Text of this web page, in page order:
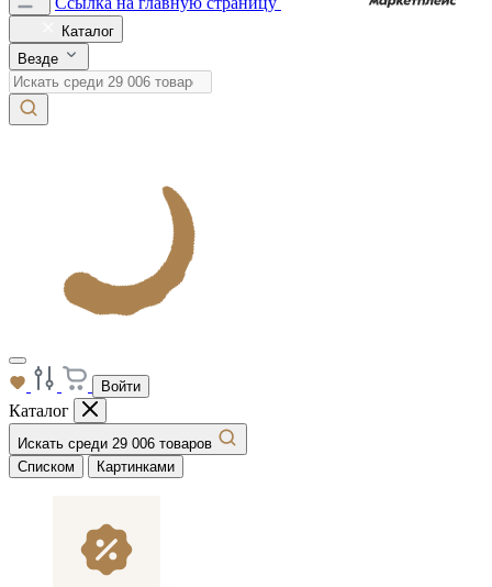
Каталог
Везде
Войти
Каталог
Искать среди 29 006 товаров
Списком
Картинками